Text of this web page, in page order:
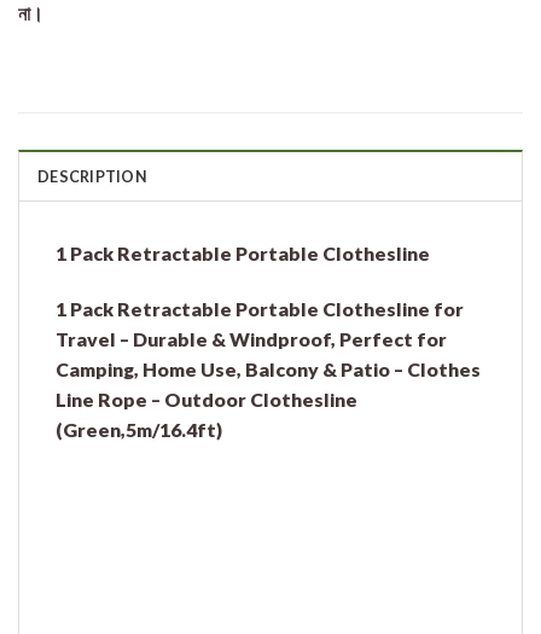
না।
DESCRIPTION
1 Pack Retractable Portable Clothesline
1 Pack Retractable Portable Clothesline for
Travel – Durable & Windproof, Perfect for
Camping, Home Use, Balcony & Patio – Clothes
Line Rope – Outdoor Clothesline
(Green,5m/16.4ft)